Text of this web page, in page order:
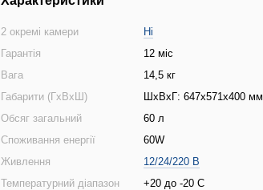
2 окремі камери
Ні
Гарантія
12 міс
Вага
14,5 кг
Габарити (ГхВхШ)
ШхВхГ: 647x571x400 мм
Обсяг загальний
60 л
Споживання енергії
60W
Живлення
12/24/220 В
Температурний діапазон
+20 до -20 С